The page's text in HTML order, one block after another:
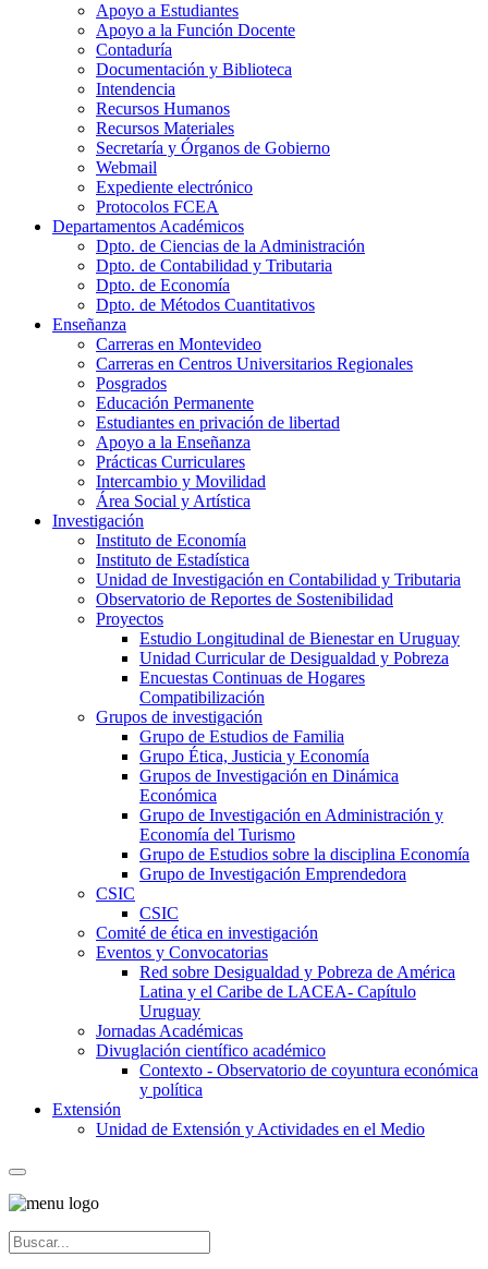
Apoyo a Estudiantes
Apoyo a la Función Docente
Contaduría
Documentación y Biblioteca
Intendencia
Recursos Humanos
Recursos Materiales
Secretaría y Órganos de Gobierno
Webmail
Expediente electrónico
Protocolos FCEA
Departamentos Académicos
Dpto. de Ciencias de la Administración
Dpto. de Contabilidad y Tributaria
Dpto. de Economía
Dpto. de Métodos Cuantitativos
Enseñanza
Carreras en Montevideo
Carreras en Centros Universitarios Regionales
Posgrados
Educación Permanente
Estudiantes en privación de libertad
Apoyo a la Enseñanza
Prácticas Curriculares
Intercambio y Movilidad
Área Social y Artística
Investigación
Instituto de Economía
Instituto de Estadística
Unidad de Investigación en Contabilidad y Tributaria
Observatorio de Reportes de Sostenibilidad
Proyectos
Estudio Longitudinal de Bienestar en Uruguay
Unidad Curricular de Desigualdad y Pobreza
Encuestas Continuas de Hogares
Compatibilización
Grupos de investigación
Grupo de Estudios de Familia
Grupo Ética, Justicia y Economía
Grupos de Investigación en Dinámica
Económica
Grupo de Investigación en Administración y
Economía del Turismo
Grupo de Estudios sobre la disciplina Economía
Grupo de Investigación Emprendedora
CSIC
CSIC
Comité de ética en investigación
Eventos y Convocatorias
Red sobre Desigualdad y Pobreza de América
Latina y el Caribe de LACEA- Capítulo
Uruguay
Jornadas Académicas
Divuglación científico académico
Contexto - Observatorio de coyuntura económica
y política
Extensión
Unidad de Extensión y Actividades en el Medio